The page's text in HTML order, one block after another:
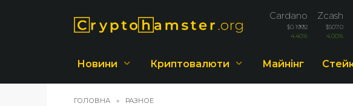
Cardano
$0.1992
4.40%
Zcash
$507.0
4.00%
Новини Криптовалюти Майнінг
ГОЛОВНА » РАЗНОЕ